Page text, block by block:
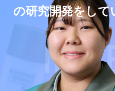
の研究開発をして